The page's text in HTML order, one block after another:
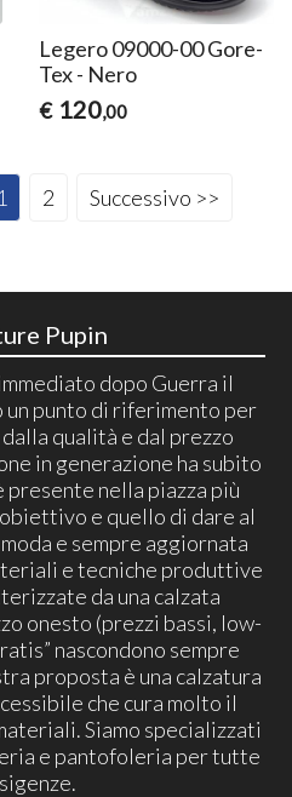
Legero 09000-00 Gore-
Tex - Nero
€ 120,00
2 Successivo >>
Pupin
dopo Guerra il
un punto di riferimento per
qualità e dal prezzo
in generazione ha subito
nella piazza più
e quello di dare al
e sempre aggiornata
e tecniche produttive
da una calzata
onesto (prezzi bassi, low-
nascondono sempre
proposta è una calzatura
che cura molto il
Siamo specializzati
e pantofoleria per tutte